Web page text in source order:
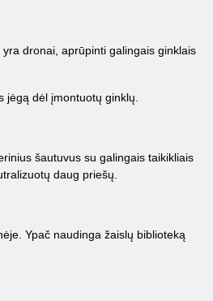
dronai, aprūpinti galingais ginklais
dėl įmontuotų ginklų.
šautuvus su galingais taikikliais
daug priešų.
Ypač naudinga žaislų biblioteką